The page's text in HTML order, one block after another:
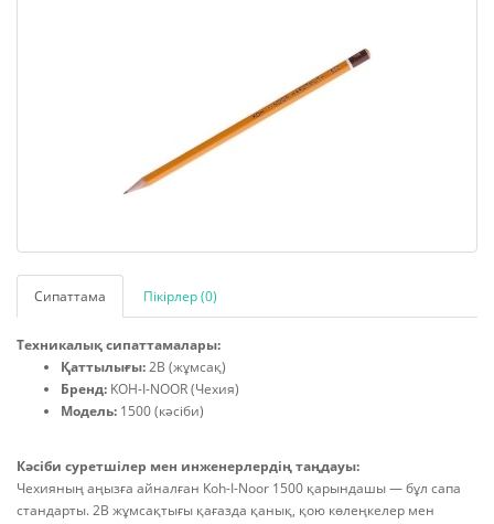
Сипаттама Пікірлер (0)
Техникалық сипаттамалары:
Қаттылығы:2В (жұмсақ)
Бренд: KOH-I-NOOR (Чехия)
Модель: 1500 (кәсіби)
Кәсіби суретшілер мен инженерлердің таңдауы:
Чехияның аңызға айналған Koh-I-Noor 1500 қарындашы — бұл сапа
стандарты. 2В жұмсақтығы қағазда қанық, қою көлеңкелер мен